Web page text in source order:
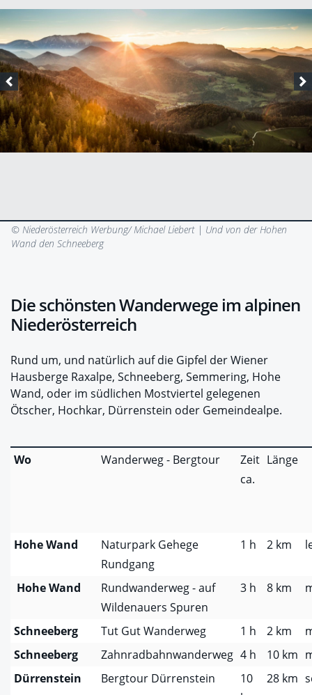
© Niederösterreich Werbung/ Michael Liebert | Und von der Hohen
Wand den Schneeberg
Die schönsten Wanderwege im alpinen
Niederösterreich
Rund um, und natürlich auf die Gipfel der Wiener
Hausberge Raxalpe, Schneeberg, Semmering, Hohe
Wand, oder im südlichen Mostviertel gelegenen
Ötscher, Hochkar, Dürrenstein oder Gemeindealpe.
Wo Wanderweg - Bergtour
Zeit
ca.
Länge
Hohe Wand
Naturpark Gehege
Rundgang
1 h 2 km
Hohe Wand
Rundwanderweg - auf
Wildenauers Spuren
3 h 8 km
Schneeberg Tut Gut Wanderweg 1 h 2 km
Schneeberg
Zahnradbahnwanderweg 4 h 10 km
Dürrenstein
Bergtour Dürrenstein
10
28 km